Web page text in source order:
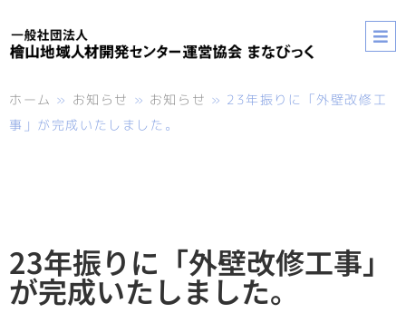
ホーム » お知らせ » お知らせ » 23年振りに「外壁改修工
事」が完成いたしました。
23年振りに「外壁改修工事」
が完成いたしました。